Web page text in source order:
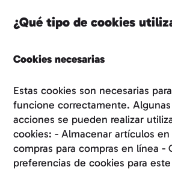
¿Qué tipo de cookies
Cookies necesarias
Estas cookies son necesarias
funcione correctamente.
acciones se pueden realizar
cookies: - Almacenar artículos
compras para compras en línea -
preferencias de cookies para